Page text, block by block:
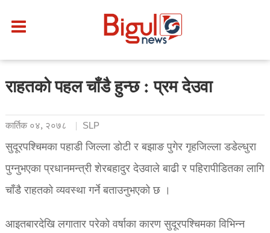
राहतको पहल चाँडै हुन्छ : प्रम देउवा
कार्तिक ०४, २०७८ SLP
सुदूरपश्चिमका पहाडी जिल्ला डोटी र बझाङ पुगेर गृहजिल्ला डडेल्धुरा
पुग्नुभएका प्रधानमन्त्री शेरबहादुर देउवाले बाढी र पहिरापीडितका लागि
चाँडै राहतको व्यवस्था गर्ने बताउनुभएको छ ।
आइतबारदेखि लगातार परेको वर्षाका कारण सुदूरपश्चिमका विभिन्न